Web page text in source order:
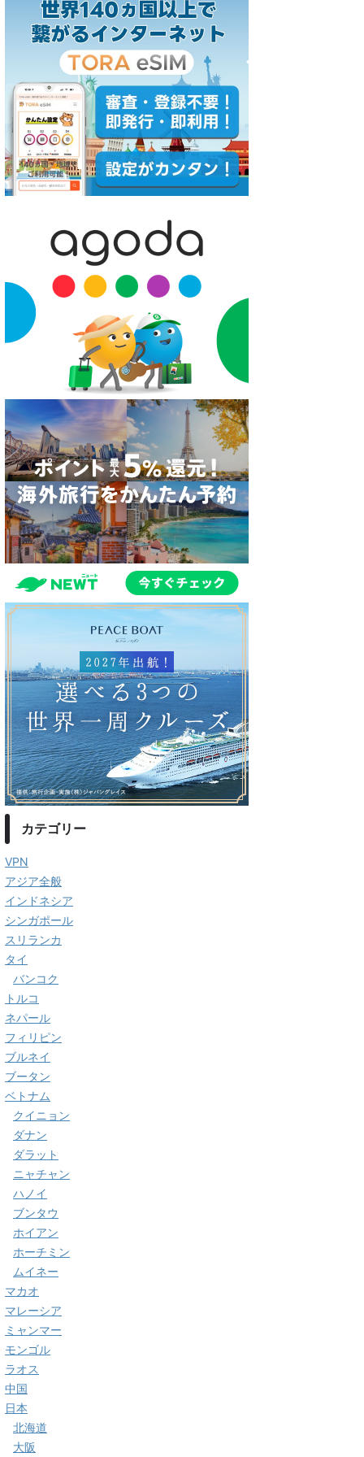
カテゴリー
VPN
アジア全般
インドネシア
シンガポール
スリランカ
タイ
バンコク
トルコ
ネパール
フィリピン
ブルネイ
ブータン
ベトナム
クイニョン
ダナン
ダラット
ニャチャン
ハノイ
ブンタウ
ホイアン
ホーチミン
ムイネー
マカオ
マレーシア
ミャンマー
モンゴル
ラオス
中国
日本
北海道
大阪